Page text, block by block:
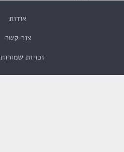
אודות
צור קשר
זכויות שמורות ©